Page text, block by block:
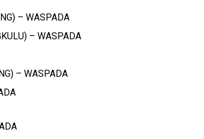
– WASPADA
– WASPADA
– WASPADA